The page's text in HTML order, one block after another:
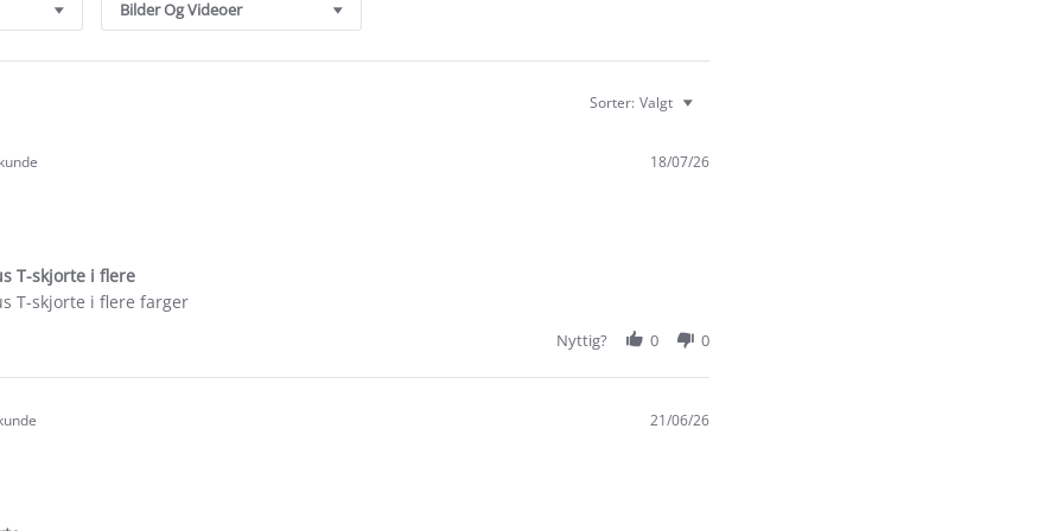
Bilder Og Videoer
Sorter: Valgt
18/07/26
T-skjorte i flere
T-skjorte i flere farger
Nyttig? 0 0
21/06/26